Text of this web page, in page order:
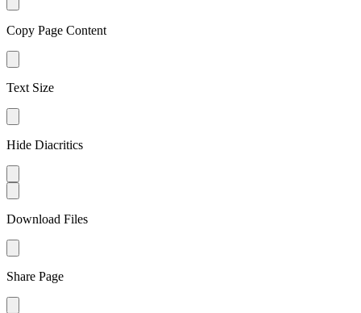
Copy Page Content
Text Size
Hide Diacritics
Download Files
Share Page